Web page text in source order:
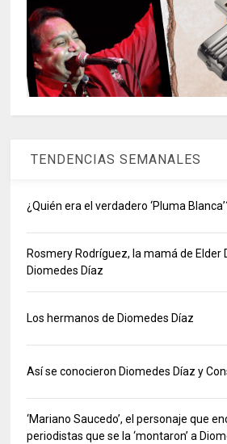
TENDENCIAS SEMANALES
¿Quién era el verdadero ‘Pluma
Rosmery Rodríguez, la mamá de Elder
Diomedes Díaz
Los hermanos de Diomedes Díaz
Así se conocieron Diomedes Díaz y
‘Mariano Saucedo’, el personaje que
periodistas que se la ‘montaron’ a